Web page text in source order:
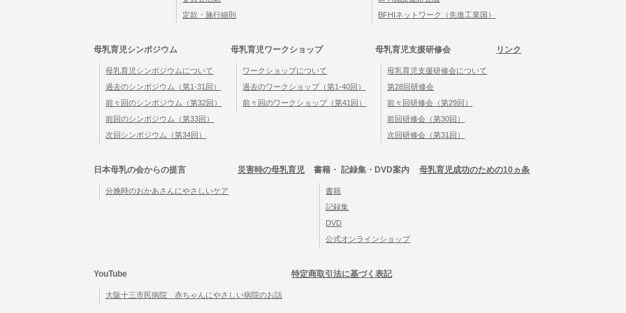
定款・施行細則
BFHIネットワーク（先進工業国）
母乳育児シンポジウム
母乳育児シンポジウムについて
過去のシンポジウム（第1-31回）
前々回のシンポジウム（第32回）
前回のシンポジウム（第33回）
次回シンポジウム（第34回）
母乳育児ワークショップ
ワークショップについて
過去のワークショップ（第1-40回）
前々回のワークショップ（第41回）
母乳育児支援研修会
母乳育児支援研修会について
第28回研修会
前々回研修会（第29回）
前回研修会（第30回）
次回研修会（第31回）
リンク
日本母乳の会からの提言
分娩時のおかあさんにやさしいケア
災害時の母乳育児 書籍・ 記録集・DVD案内
書籍
記録集
DVD
公式オンラインショップ
母乳育児成功のための10ヵ条
YouTube
大阪十三市民病院 赤ちゃんにやさしい病院のお話
特定商取引法に基づく表記